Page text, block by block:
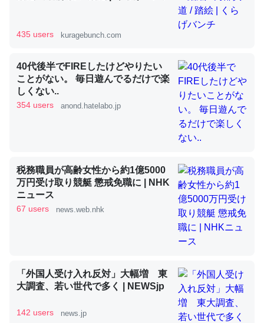
ど、短期記憶というには多い分量。進化すればするほど分
かりやすく強くなりそう
昆虫ってカルシウム少ないのか。知らんかった。調べたら
コオロギのカルシウム分はエビの600分の1程度。
論文では「淡水はカルシウムも酸素も不足してて両方に不
いる鋏角類（カブトガニ・ウミグモ）はカルシウムを使わ
ずキチンを強化してる筈だが、酵素が違うのか？
─ニュース :: 【研究発表】昆虫学の大問題＝「昆虫はなぜ海にいな
435 users kuragebunch.com
40代後半でFIREしたけどやりたい
ことがない。 毎日遊んでるだけで楽
しくない..
354 users anond.hatelabo.jp
税務職員が高齢女性から約1億5000
万円受け取り競艇 懲戒免職に | NHK
ニュース
67 users news.web.nhk
「外国人受け入れ反対」大幅増 東
大調査、若い世代で多く | NEWSjp
142 users news.jp